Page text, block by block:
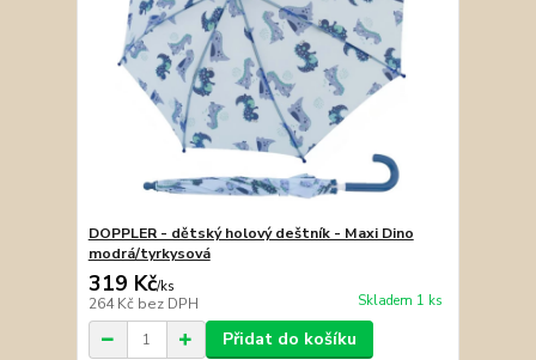
DOPPLER - dětský holový deštník - Maxi Dino
modrá/tyrkysová
319 Kč/ks
264 Kč bez DPH Skladem 1 ks
Přidat do košíku